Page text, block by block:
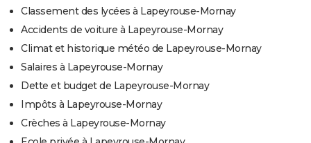
Classement des lycées à Lapeyrouse-Mornay
Accidents de voiture à Lapeyrouse-Mornay
Climat et historique météo de Lapeyrouse-Mornay
Salaires à Lapeyrouse-Mornay
Dette et budget de Lapeyrouse-Mornay
Impôts à Lapeyrouse-Mornay
Crèches à Lapeyrouse-Mornay